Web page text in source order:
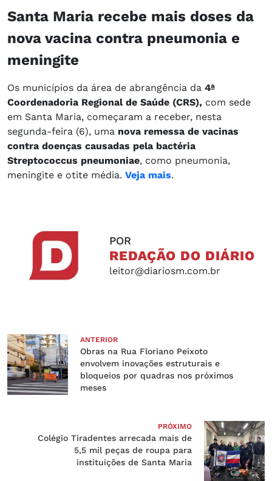
Santa Maria recebe mais doses da
nova vacina contra pneumonia e
meningite
Os municípios da área de abrangência da 4ª
Coordenadoria Regional de Saúde (CRS), com sede
em Santa Maria, começaram a receber, nesta
segunda-feira (6), uma nova remessa de vacinas
contra doenças causadas pela bactéria
Streptococcus pneumoniae, como pneumonia,
meningite e otite média. Veja mais.
POR
REDAÇÃO DO DIÁRIO
leitor@diariosm.com.br
ANTERIOR
Obras na Rua Floriano Peixoto
envolvem inovações estruturais e
bloqueios por quadras nos próximos
meses
PRÓXIMO
Colégio Tiradentes arrecada mais de
5,5 mil peças de roupa para
instituições de Santa Maria